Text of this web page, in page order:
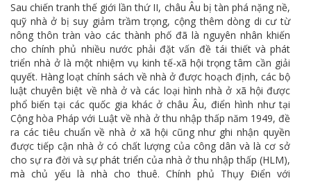
Sau chiến tranh thế giới lần thứ II, châu Âu bị tàn phá nặng nề,
quỹ nhà ở bị suy giảm trầm trọng, cộng thêm dòng di cư từ
nông thôn tràn vào các thành phố đã là nguyên nhân khiến
cho chính phủ nhiều nước phải đặt vấn đề tái thiết và phát
triển nhà ở là một nhiệm vụ kinh tế-xã hội trọng tâm cần giải
quyết. Hàng loạt chính sách về nhà ở được hoạch định, các bộ
luật chuyên biệt về nhà ở và các loại hình nhà ở xã hội được
phổ biến tại các quốc gia khác ở châu Âu, điển hình như tại
Cộng hòa Pháp với Luật về nhà ở thu nhập thấp năm 1949, đề
ra các tiêu chuẩn về nhà ở xã hội cũng như ghi nhận quyền
được tiếp cận nhà ở có chất lượng của công dân và là cơ sở
cho sự ra đời và sự phát triển của nhà ở thu nhập thấp (HLM),
mà chủ yếu là nhà cho thuê. Chính phủ Thụy Điển với